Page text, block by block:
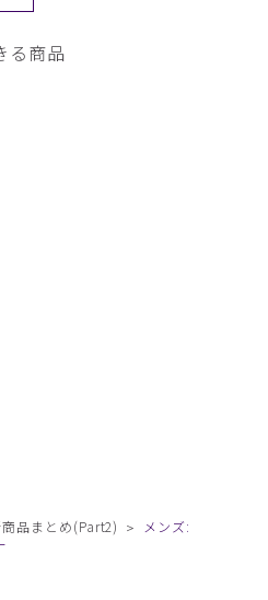
る商品
品まとめ(Part2)
メンズ: